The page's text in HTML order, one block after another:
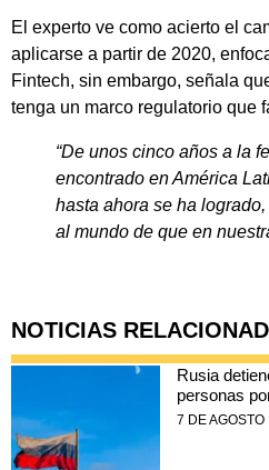
El experto ve como acierto el
aplicarse a partir de 2020,
Fintech, sin embargo, señala
tenga un marco regulatorio que
“De unos cinco años a la
encontrado en América
hasta ahora se ha
al mundo de que en
NOTICIAS
Rusia
personas
7 DE